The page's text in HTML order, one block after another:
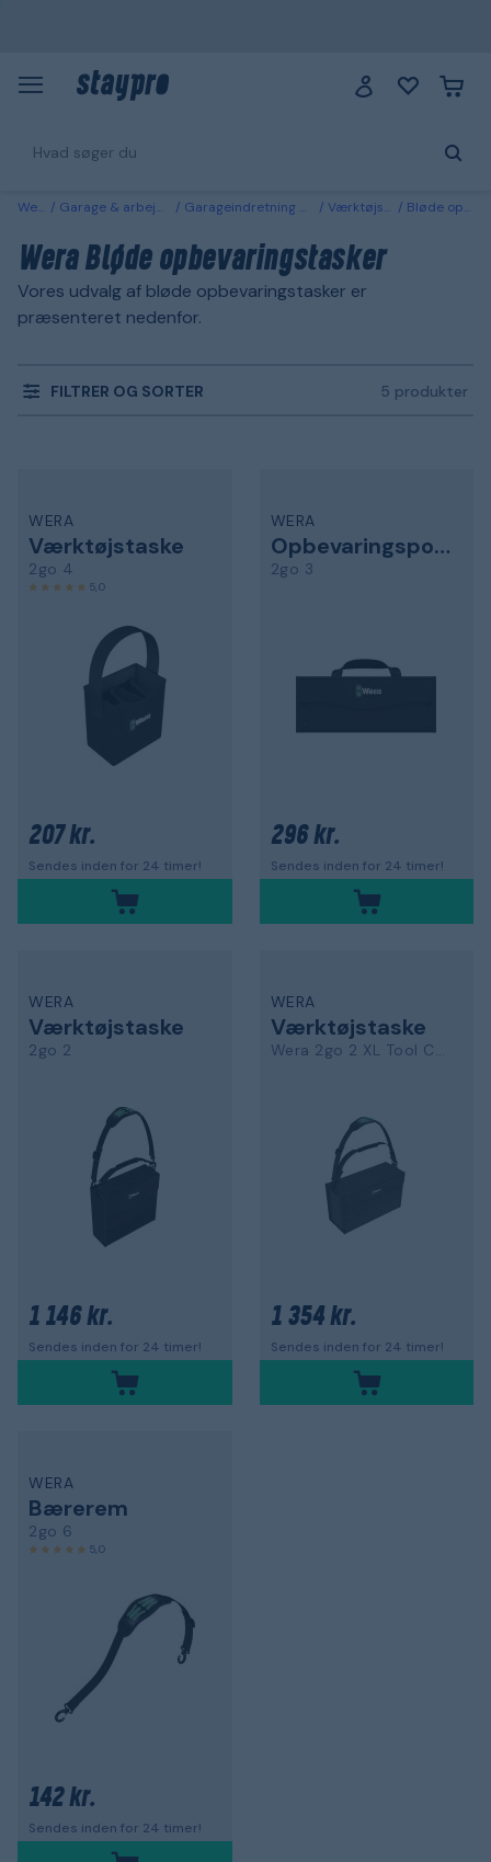
Wera Garage & arbejdsplads Garageindretning & opbevaring Værktøjsopbevaring Bløde opbevaringstasker
Wera Bløde opbevaringstasker
Vores udvalg af bløde opbevaringstasker er
præsenteret nedenfor.
FILTRER OG SORTER 5 produkter
WERA
Værktøjstaske
2go 4
5,0
207 kr.
Sendes inden for 24 timer!
WERA
Opbevaringspose
2go 3
296 kr.
Sendes inden for 24 timer!
WERA
Værktøjstaske
2go 2
1 146 kr.
Sendes inden for 24 timer!
WERA
Værktøjstaske
Wera 2go 2 XL Tool Container
1 354 kr.
Sendes inden for 24 timer!
WERA
Bærerem
2go 6
5,0
142 kr.
Sendes inden for 24 timer!